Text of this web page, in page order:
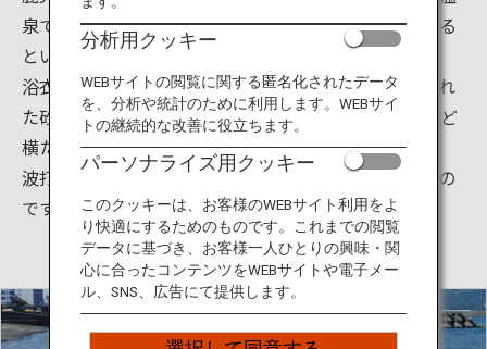
泉です。砂蒸し風呂の効果は通常の温泉の3～4倍である
といわれており、デトックス効果抜群。
浴衣を着たまま、海岸から湧き出る温泉の熱で温められ
た砂に包まれるユニークな入浴法で、砂の中に10分ほど
横たわると全身から汗が吹き出します。
波打ち際で、波の音を聞きながらの砂浴は贅沢そのもの
です。
分析用クッキー
WEBサイトの閲覧に関する匿名化されたデータ
を、分析や統計のために利用します。WEBサイ
トの継続的な改善に役立ちます。
パーソナライズ用クッキー
このクッキーは、お客様のWEBサイト利用をよ
り快適にするためのものです。これまでの閲覧
データに基づき、お客様一人ひとりの興味・関
心に合ったコンテンツをWEBサイトや電子メー
ル、SNS、広告にて提供します。